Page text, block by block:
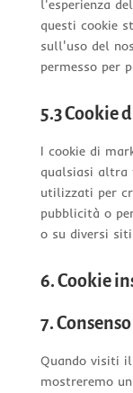
l'esperienza
questi cookie
sull'uso del
permesso per
5.3 Cookie
I cookie di
qualsiasi altra
utilizzati per
pubblicità o
o su diversi
6. Cookie
7. Consenso
Quando visiti
mostreremo